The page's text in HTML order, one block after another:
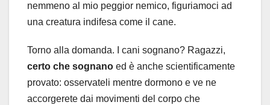
nemmeno al mio peggior nemico, figuriamoci ad
una creatura indifesa come il cane.
Torno alla domanda. I cani sognano? Ragazzi,
certo che sognano ed è anche scientificamente
provato: osservateli mentre dormono e ve ne
accorgerete dai movimenti del corpo che